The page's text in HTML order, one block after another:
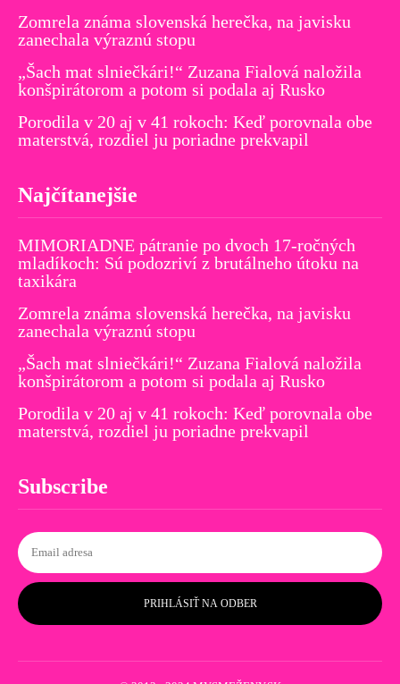
Zomrela známa slovenská herečka, na javisku
zanechala výraznú stopu
„Šach mat slniečkári!“ Zuzana Fialová naložila
konšpirátorom a potom si podala aj Rusko
Porodila v 20 aj v 41 rokoch: Keď porovnala obe
materstvá, rozdiel ju poriadne prekvapil
Najčítanejšie
MIMORIADNE pátranie po dvoch 17-ročných
mladíkoch: Sú podozriví z brutálneho útoku na
taxikára
Zomrela známa slovenská herečka, na javisku
zanechala výraznú stopu
„Šach mat slniečkári!“ Zuzana Fialová naložila
konšpirátorom a potom si podala aj Rusko
Porodila v 20 aj v 41 rokoch: Keď porovnala obe
materstvá, rozdiel ju poriadne prekvapil
Subscribe
PRIHLÁSIŤ NA ODBER